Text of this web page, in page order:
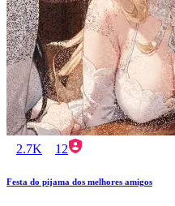
2.7K 12
Festa do pijama dos melhores amigos